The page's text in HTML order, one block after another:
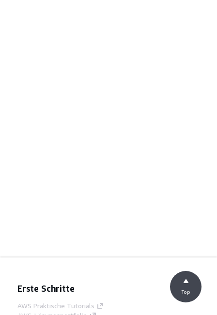
Erste Schritte
AWS Praktische Tutorials
Top